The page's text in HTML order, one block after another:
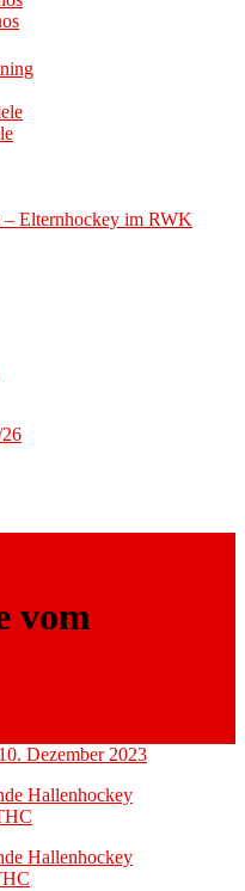
– Elternhockey im RWK
vom
10. Dezember 2023
Hallenhockey
Hallenhockey